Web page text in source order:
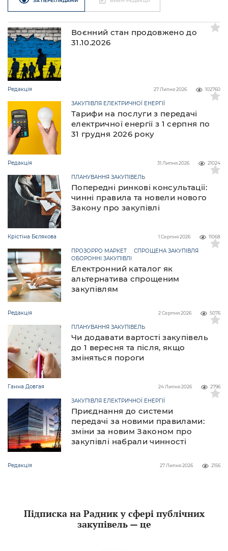
Воєнний стан продовжено до
31.10.2026
Редакція 102760
27 Липня 2026
Тарифи на послуги з передачі
електричної енергії з 1 серпня по
31 грудня 2026 року
ЗАКУПІВЛЯ ЕЛЕКТРИЧНОЇ ЕНЕРГІЇ
Редакція 21024
31 Липня 2026
Попередні ринкові консультації:
чинні правила та новели нового
Закону про закупівлі
ПЛАНУВАННЯ ЗАКУПІВЕЛЬ
Крістіна Бєлякова 11068
1 Серпня 2026
Електронний каталог як
альтернатива спрощеним
закупівлям
ПРОЗОРРО МАРКЕТ
СПРОЩЕНА ЗАКУПІВЛЯ
ОБОРОННІ ЗАКУПІВЛІ
Редакція 5076
2 Серпня 2026
Чи додавати вартості закупівель
до 1 вересня та після, якщо
зміняться пороги
ПЛАНУВАННЯ ЗАКУПІВЕЛЬ
Ганна Довгая 2796
24 Липня 2026
Приєднання до системи
передачі за новими правилами:
зміни за новим Законом про
закупівлі набрали чинності
ЗАКУПІВЛЯ ЕЛЕКТРИЧНОЇ ЕНЕРГІЇ
Редакція 2156
27 Липня 2026
Підписка на Радник у сфері публічних
закупівель — це